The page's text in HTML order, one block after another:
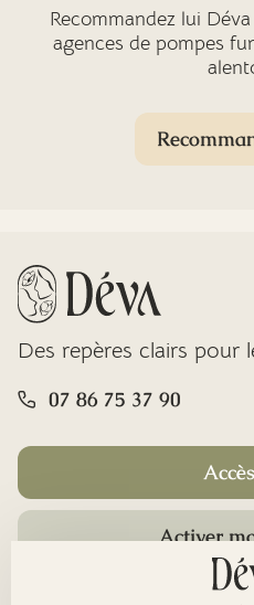
Recommandez lui
agences de pompes
Des repères clairs pour
07 86 75 37 90
Activer